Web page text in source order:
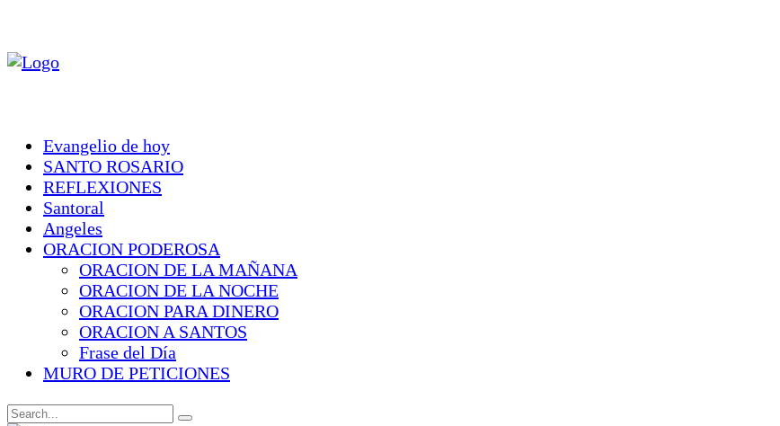
Evangelio de hoy
SANTO ROSARIO
REFLEXIONES
Santoral
Angeles
ORACION PODEROSA
ORACION DE LA MAÑANA
ORACION DE LA NOCHE
ORACION PARA DINERO
ORACION A SANTOS
Frase del Día
MURO DE PETICIONES